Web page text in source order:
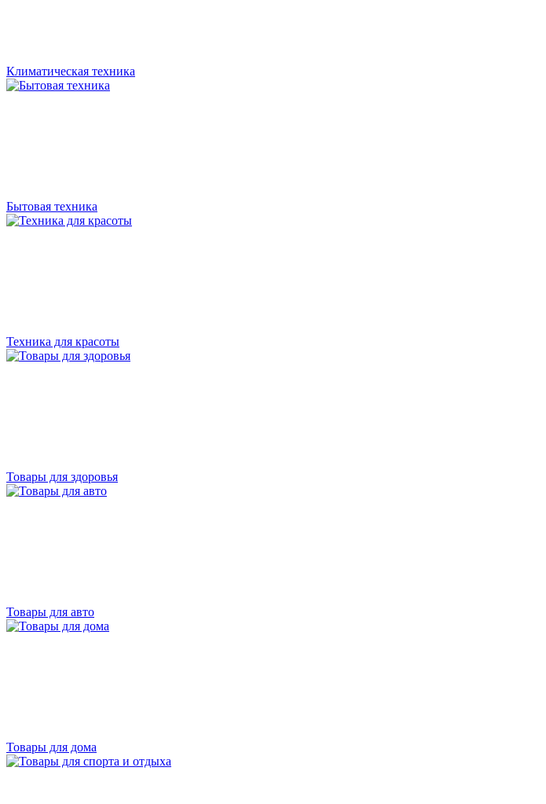
Климатическая техника
Бытовая техника
Техника для красоты
Товары для здоровья
Товары для авто
Товары для дома